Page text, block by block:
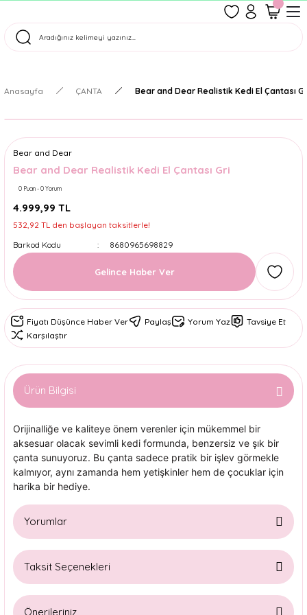
Tüm Siparişler Aynı Gün Kargoda!
Anasayfa ÇANTA Bear and Dear Realistik Kedi El Çantası
Bear and Dear
Bear and Dear Realistik Kedi El Çantası Gri
0 Puan - 0 Yorum
4.999,99 TL
532,92 TL den başlayan taksitlerle!
Barkod Kodu
8680965698829
Gelince Haber Ver
Fiyatı Düşünce Haber Ver Paylaş Yorum Yaz
Tavsiye Et
Karşılaştır
Ürün Bilgisi
Orijinalliğe ve kaliteye önem verenler için mükemmel bir
aksesuar olacak sevimli kedi formunda, benzersiz ve şık bir
çanta sunuyoruz. Bu çanta sadece pratik bir işlev görmekle
kalmıyor, aynı zamanda hem yetişkinler hem de çocuklar için
harika bir hediye.
Yorumlar
Taksit Seçenekleri
Önerileriniz